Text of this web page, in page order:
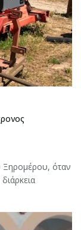
Ξηρομέρου, όταν